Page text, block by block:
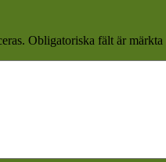
Obligatoriska fält är märkta